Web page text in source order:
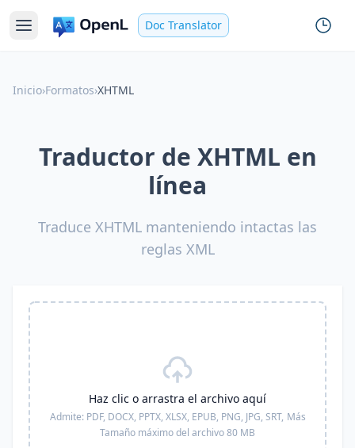
Doc Translator
Inicio›Formatos›XHTML
Traductor de XHTML en
línea
Traduce XHTML manteniendo intactas las
reglas XML
Haz clic o arrastra el archivo aquí
Admite: PDF, DOCX, PPTX, XLSX, EPUB, PNG, JPG, SRT, Más
Tamaño máximo del archivo 80 MB